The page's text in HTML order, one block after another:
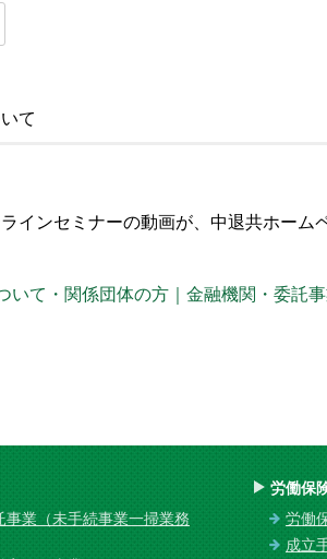
て
インセミナーの動画が、中退共ホーム
て・関係団体の方｜金融機関・委託
事業（未手続事業一掃業務
労働保
労働
成立